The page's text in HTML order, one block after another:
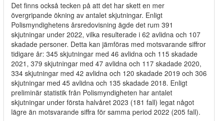
Det finns också tecken på att det har skett en mer
övergripande ökning av antalet skjutningar. Enligt
Polismyndighetens årsredovisning ägde det rum 391
skjutningar under 2022, vilka resulterade i 62 avlidna och 107
skadade personer. Detta kan jämföras med motsvarande siffror
tidigare år: 345 skjutningar med 46 avlidna och 115 skadade
2021, 379 skjutningar med 47 avlidna och 117 skadade 2020,
334 skjutningar med 42 avlidna och 120 skadade 2019 och 306
skjutningar med 45 avlidna och 135 skadade 2018. Enligt
preliminär statistik från Polismyndigheten har antalet
skjutningar under första halvåret 2023 (181 fall) legat något
lägre än motsvarande siffra för samma period 2022 (205 fall).